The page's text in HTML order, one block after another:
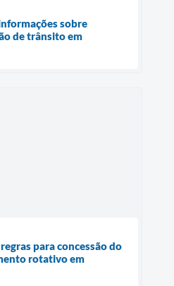
sobre
de trânsito em
para concessão do
rotativo em